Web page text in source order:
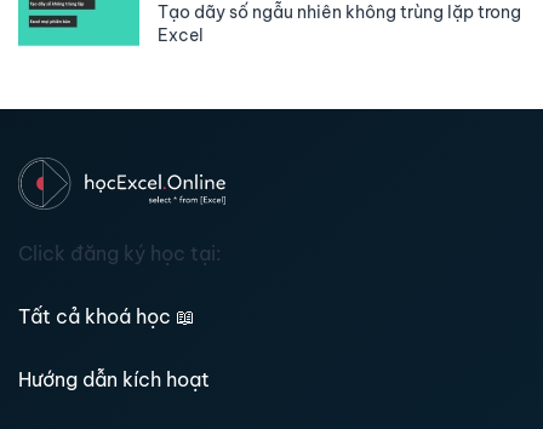
Tạo dãy số ngẫu nhiên không trùng lặp trong
Excel
Click đăng ký học tại:
Tất cả khoá học 📖
Hướng dẫn kích hoạt